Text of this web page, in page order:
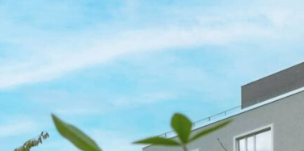
Smart Clinic
Broschüren
Ihre Freizeit